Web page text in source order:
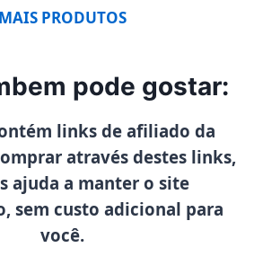
MAIS PRODUTOS
pode gostar:
links de afiliado da
através destes links,
ajuda a manter o site
sem custo adicional para
você.